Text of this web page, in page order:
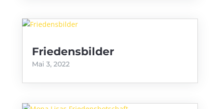
Friedensbilder
Mai 3, 2022